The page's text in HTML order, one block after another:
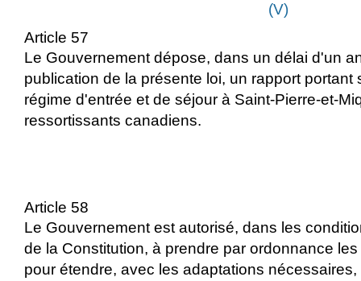
(V)
Article 57
Le Gouvernement dépose, dans un délai d'un
publication de la présente loi, un rapport portant
régime d'entrée et de séjour à Saint-Pierre-et-
ressortissants canadiens.
Article 58
Le Gouvernement est autorisé, dans les
de la Constitution, à prendre par ordonnance
pour étendre, avec les adaptations